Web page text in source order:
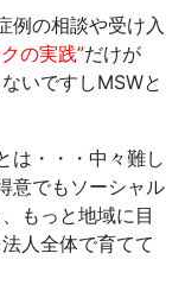
例の相談や受け入
の実践”だけが
いですしMSWと
は・・・中々難し
意でもソーシャル
もっと地域に目
人全体で育てて